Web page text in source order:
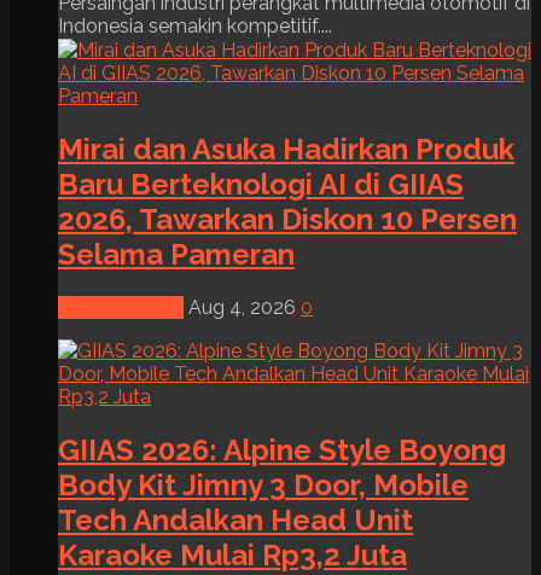
Indonesia semakin kompetitif....
Mirai dan Asuka Hadirkan Produk
Baru Berteknologi AI di GIIAS
2026, Tawarkan Diskon 10 Persen
Selama Pameran
Aug 4, 2026 0
GIIAS 2026: Alpine Style Boyong
Body Kit Jimny 3 Door, Mobile
Tech Andalkan Head Unit
Karaoke Mulai Rp3,2 Juta